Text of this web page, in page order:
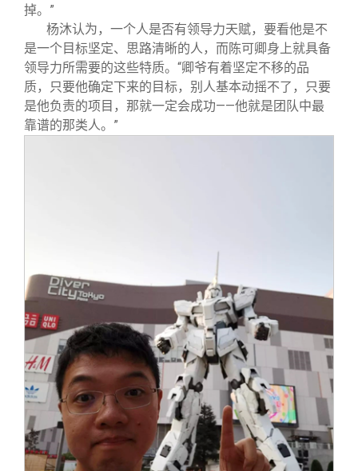
掉。”
杨沐认为，一个人是否有领导力天赋，要看他是不
是一个目标坚定、思路清晰的人，而陈可卿身上就具备
领导力所需要的这些特质。“卿爷有着坚定不移的品
质，只要他确定下来的目标，别人基本动摇不了，只要
是他负责的项目，那就一定会成功——他就是团队中最
靠谱的那类人。”